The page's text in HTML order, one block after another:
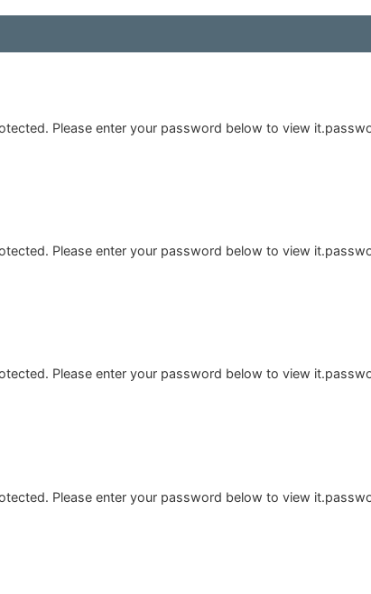
Please enter your password below to view
Please enter your password below to view
Please enter your password below to view
Please enter your password below to view